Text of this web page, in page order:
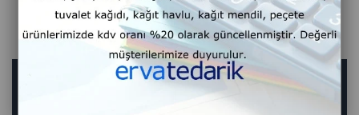
BIZDEN HABERLER